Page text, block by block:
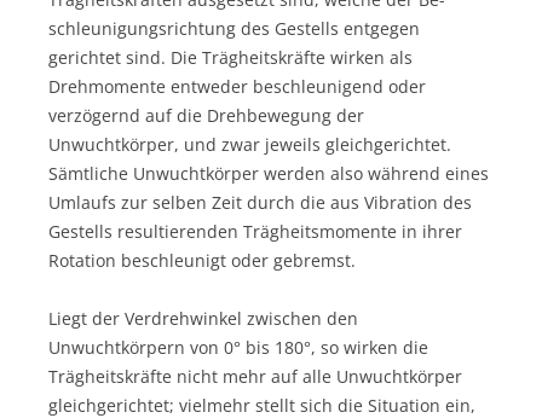
schleu­ni­gungsrichtung des Gestells entgegen
gerichtet sind. Die Träg­heitskräfte wirken als
Drehmomente entweder beschleunigend oder
verzögernd auf die Drehbewegung der
Unwuchtkörper, und zwar jeweils gleichgerichtet.
Sämtliche Unwuchtkörper werden also während eines
Umlaufs zur selben Zeit durch die aus Vibra­tion des
Gestells resultierenden Trägheitsmomente in ihrer
Rota­tion beschleunigt oder gebremst.
Liegt der Verdrehwinkel zwischen den
Unwuchtkörpern von 0° bis 180°, so wirken die
Trägheitskräfte nicht mehr auf alle Unwuchtkörper
gleichgerichtet; vielmehr stellt sich die Situation ein,